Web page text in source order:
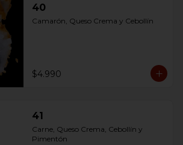
40
Camarón, Queso Crema y Cebollín
$4.990
41
Carne, Queso Crema, Cebollín y
Pimentón